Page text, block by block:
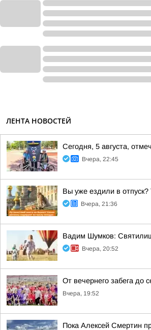
ЛЕНТА НОВОСТЕЙ
Сегодня, 5 августа,
Вчера, 22:45
Вы уже ездили в отпуск?
Вчера, 21:36
Вадим Шумков:
Вчера, 20:52
От вечернего забега до
Вчера, 19:52
Пока Алексей Смертин